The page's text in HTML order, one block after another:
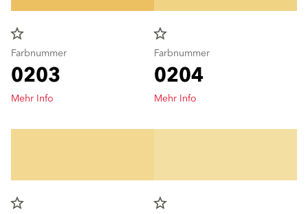
star_border
Farbnummer
0203
Mehr Info
star_border
Farbnummer
0204
Mehr Info
star_border
star_border